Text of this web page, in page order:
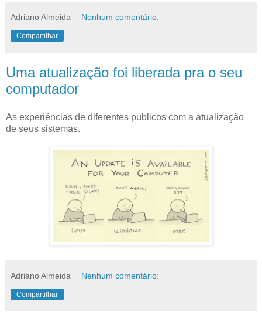
Adriano Almeida Nenhum comentário:
Compartilhar
Uma atualização foi liberada pra o seu
computador
As experiências de diferentes públicos com a atualização
de seus sistemas.
Adriano Almeida Nenhum comentário:
Compartilhar